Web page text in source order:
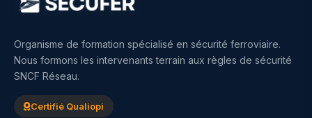
Organisme de formation spécialisé en sécurité ferroviaire.
Nous formons les intervenants terrain aux règles de sécurité
SNCF Réseau.
Certifié Qualiopi